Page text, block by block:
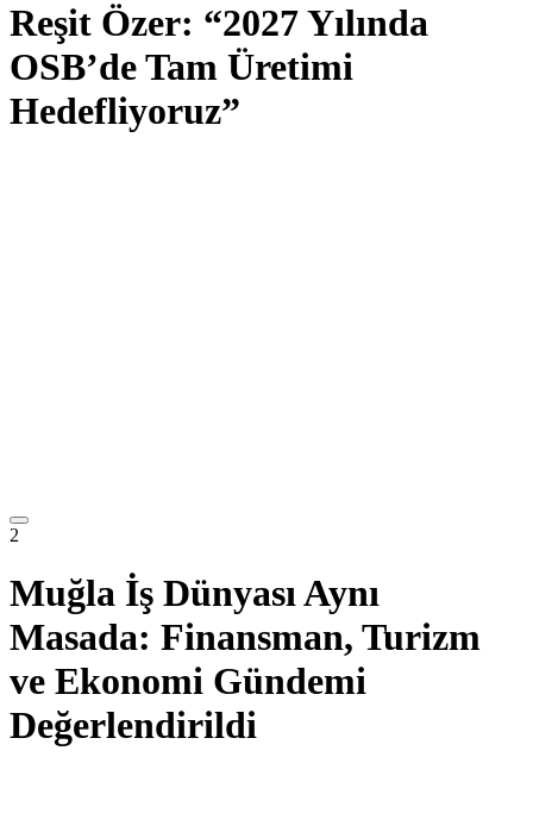
Reşit Özer: “2027 Yılında
OSB’de Tam Üretimi
Hedefliyoruz”
2
Muğla İş Dünyası Aynı
Masada: Finansman, Turizm
ve Ekonomi Gündemi
Değerlendirildi